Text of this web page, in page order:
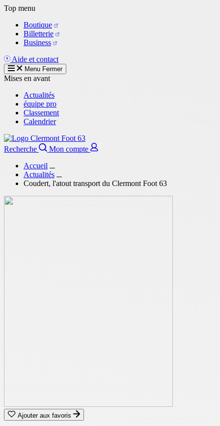
Aller
contenu
principal
Top menu
Boutique
Billetterie
Business
Aide et contact
Menu Fermer
Mises en avant
Actualités
équipe pro
Classement
Calendrier
Recherche
Mon compte
Accueil
Actualités
Coudert, l'atout transport du Clermont Foot 63
Ajouter aux favoris